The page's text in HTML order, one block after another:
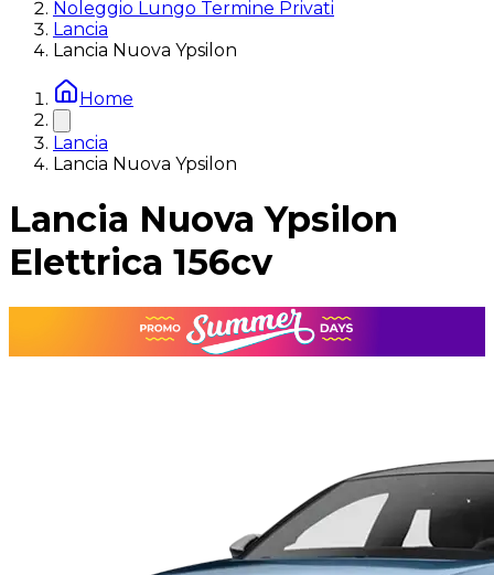
Noleggio Lungo Termine Privati
Lancia
Lancia Nuova Ypsilon
Home
Lancia
Lancia Nuova Ypsilon
Lancia Nuova Ypsilon
Elettrica 156cv